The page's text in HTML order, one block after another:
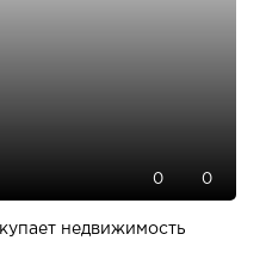
0 0
недвижимость